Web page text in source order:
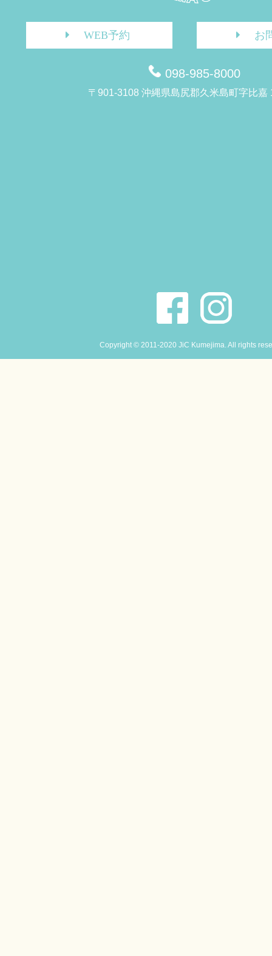
WEB予約 お
098-985-8000
〒901-3108 沖縄県島尻郡久米島町字比嘉
Copyright © 2011-2020 JiC Kumejima. All rights